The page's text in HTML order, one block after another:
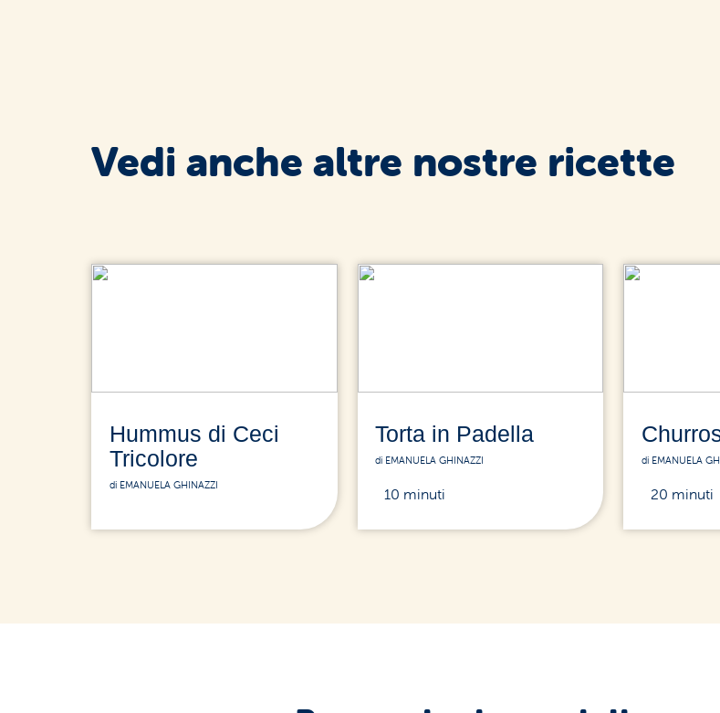
Vedi anche altre nostre ricette
Hummus di Ceci
Tricolore
di EMANUELA GHINAZZI
Torta in Padella
di EMANUELA GHINAZZI
10 minuti
di EMANUELA
20 minuti